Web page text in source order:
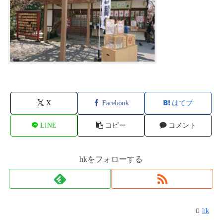
X Facebook はてブ
LINE コピー コメント
hkをフォローする
hk